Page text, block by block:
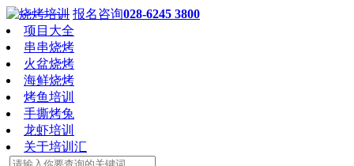
报名咨询028-6245 3800
项目大全
串串烧烤
火盆烧烤
海鲜烧烤
烤鱼培训
手撕烤兔
龙虾培训
关于培训汇